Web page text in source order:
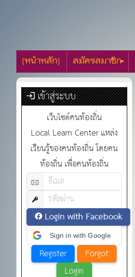
[หน้าหลัก] สมัครสมาชิก
เข้าสู่ระบบ
เว็บไซต์คนท้องถิ่น
Local Learn Center แหล่ง
เรียนรู้ของคนท้องถิ่น โดยคน
ท้องถิ่น เพื่อคนท้องถิ่น
Login with Facebook
Sign in with Google